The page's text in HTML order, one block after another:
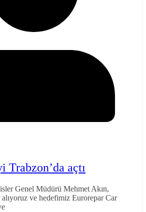
Trabzon’da açtı
Genel Müdürü Mehmet Akın,
ve hedefimiz Eurorepar Car